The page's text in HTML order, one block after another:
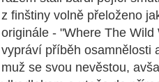
z finštiny volně přeloženo
originále - "Where The Wild
vypráví příběh osamnělosti
muž se svou nevěstou,